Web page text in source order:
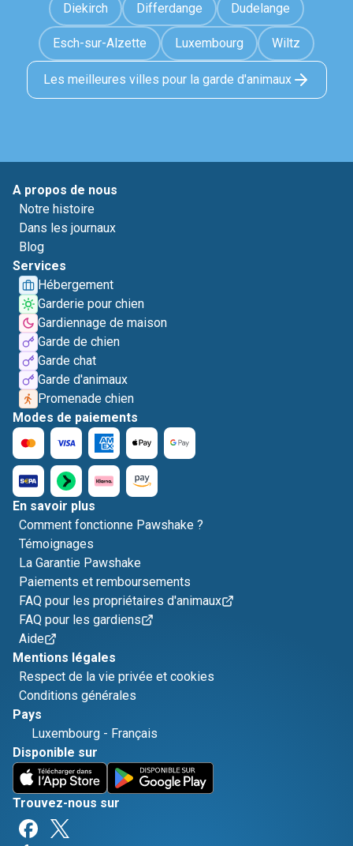
Diekirch Differdange Dudelange
Esch-sur-Alzette Luxembourg Wiltz
Les meilleures villes pour la garde d'animaux
A propos de nous
Notre histoire
Dans les journaux
Blog
Services
Hébergement
Garderie pour chien
Gardiennage de maison
Garde de chien
Garde chat
Garde d'animaux
Promenade chien
Modes de paiements
En savoir plus
Comment fonctionne Pawshake ?
Témoignages
La Garantie Pawshake
Paiements et remboursements
FAQ pour les propriétaires d'animaux
FAQ pour les gardiens
Aide
Mentions légales
Respect de la vie privée et cookies
Conditions générales
Pays
Luxembourg - Français
Disponible sur
Trouvez-nous sur